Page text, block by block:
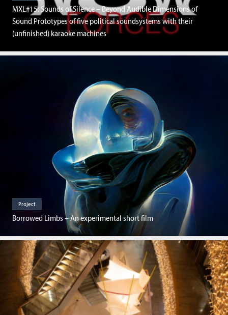
MXL#15: Sounds of Silence – Beyond Audible Dimensions of
Sound Prototypes of five political soundsystems with their
(unfinished) karaoke machines
Project
Borrowed Limbs – An experimental short film